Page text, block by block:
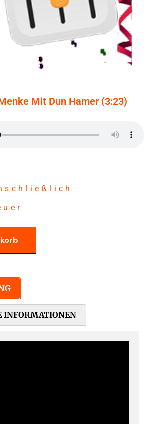
Mit Dun Hamer (3:23)
INFORMATIONEN